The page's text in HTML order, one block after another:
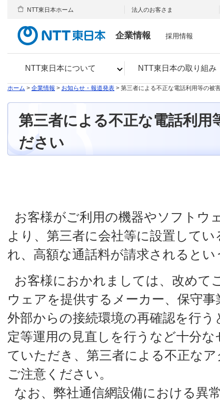
企業情報
NTT東日本について NTT東日本の取り組み
NTT東日本ホーム 法人のお客さま
採用情報
ホーム > 企業情報 > お知らせ・報道発表 > 第三者による不正な電話利用等の被
第三者による不正な電話利用
ださい
お客様がご利用の機器やソフトウ
より、第三者に会社等に設置して
れ、高額な通話料が請求されると
お客様におかれましては、改めて
ウェアを提供するメーカー、保守
外部からの接続環境の再確認を行
定等運用の見直しを行うなど十分
ていただき、第三者による不正な
ご注意ください。
なお、弊社通信網設備における異